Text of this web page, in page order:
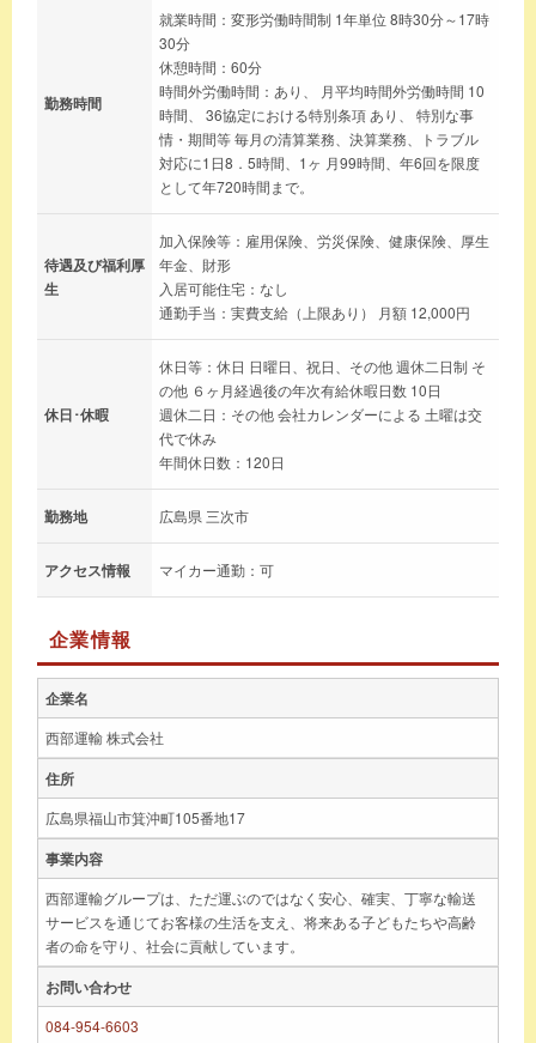
勤務時間
就業時間：変形労働時間制 1年単位 8時30分～17時
30分
休憩時間：60分
時間外労働時間：あり、 月平均時間外労働時間 10
時間、 36協定における特別条項 あり、 特別な事
情・期間等 毎月の清算業務、決算業務、トラブル
対応に1日8．5時間、1ヶ 月99時間、年6回を限度
として年720時間まで。
待遇及び福利厚
生
加入保険等：雇用保険、労災保険、健康保険、厚生
年金、財形
入居可能住宅：なし
通勤手当：実費支給（上限あり） 月額 12,000円
休日･休暇
休日等：休日 日曜日、祝日、その他 週休二日制 そ
の他 ６ヶ月経過後の年次有給休暇日数 10日
週休二日：その他 会社カレンダーによる 土曜は交
代で休み
年間休日数：120日
勤務地 広島県 三次市
アクセス情報 マイカー通勤：可
企業情報
企業名
西部運輸 株式会社
住所
広島県福山市箕沖町105番地17
事業内容
西部運輸グループは、ただ運ぶのではなく安心、確実、丁寧な輸送
サービスを通じてお客様の生活を支え、将来ある子どもたちや高齢
者の命を守り、社会に貢献しています。
お問い合わせ
084-954-6603